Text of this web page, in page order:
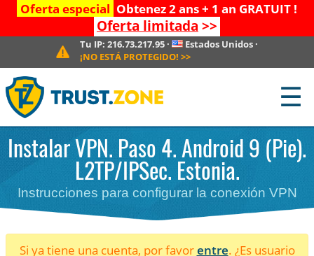
Oferta especial Obtenez 2 ans + 1 an GRATUIT !
Oferta limitada >>
Tu IP:216.73.217.95 · Estados Unidos·
¡NO ESTÁ PROTEGIDO! >>
☰
Instalar VPN. Paso 4. Android 9 (Pie).
L2TP/IPSec. Estonia.
Instrucciones para configurar la conexión VPN
Si ya tiene una cuenta, por favorentre. ¿Es usuario